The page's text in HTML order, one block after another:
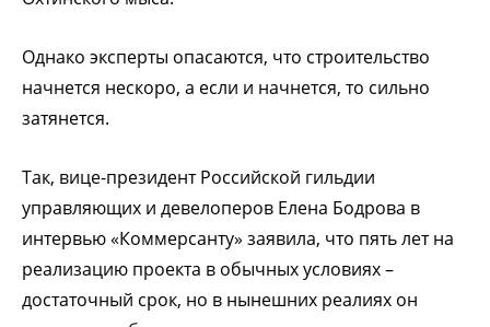
Однако эксперты опасаются, что строительство
начнется нескоро, а если и начнется, то сильно
затянется.
Так, вице-президент Российской гильдии
управляющих и девелоперов Елена Бодрова в
интервью «Коммерсанту» заявила, что пять лет на
реализацию проекта в обычных условиях –
достаточный срок, но в нынешних реалиях он